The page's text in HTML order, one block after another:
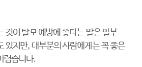
것이 탈모 예방에 좋다는 말은 일부
있지만, 대부분의 사람에게는 꼭 좋은
렵습니다.